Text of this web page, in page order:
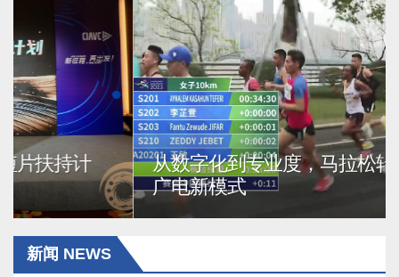
从数字化到专业度，马拉松转播的重庆
广电新模式
新闻 NEWS